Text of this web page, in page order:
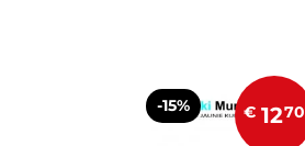
-15% € 1270